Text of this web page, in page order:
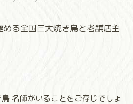
る全国三大焼き鳥と老舗店主
名師がいることをご存じでしょ